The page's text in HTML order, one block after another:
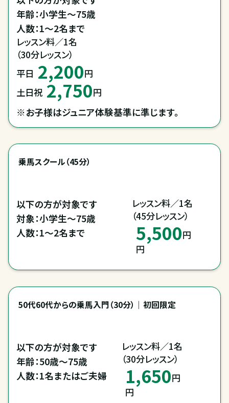
年齢：小学生～75歳
レッスン料／1名
（30分レッスン）
平日 2,200円
土日祝 2,750円
※お子様はジュニア体験基準に準じます。
乗馬スクール（45分）
以下の方が対象です
対象：小学生～75歳
人数：1～2名まで
レッスン料／1名
（45分レッスン）
5,500円
円
50代60代からの乗馬入門（30分）｜初回限定
以下の方が対象です
年齢：50歳～75歳
人数：1名またはご夫婦
レッスン料／1名
（30分レッスン）
1,650円
円